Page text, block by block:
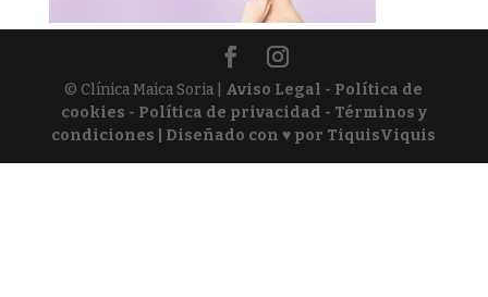
© Clínica Maica Soria | Aviso Legal - Política de
cookies - Política de privacidad - Términos y
condiciones
| Diseñado con ♥ por TiquisViquis